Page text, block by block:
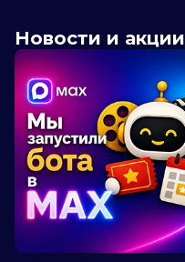
Новости и акции